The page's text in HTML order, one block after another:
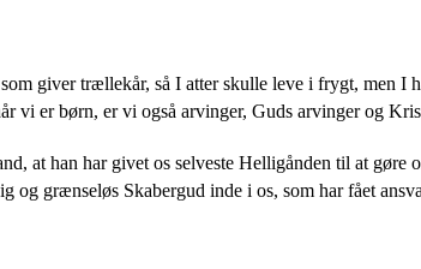
giver trællekår, så I atter skulle leve i frygt, men I
vi er børn, er vi også arvinger, Guds arvinger og
at han har givet os selveste Helligånden til at
og grænseløs Skabergud inde i os, som har fået